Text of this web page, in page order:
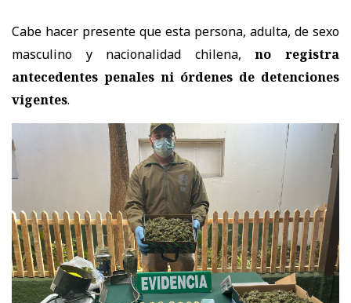
Cabe hacer presente que esta persona, adulta, de sexo
masculino y nacionalidad chilena,no registra
antecedentes penales ni órdenes de detenciones
vigentes.